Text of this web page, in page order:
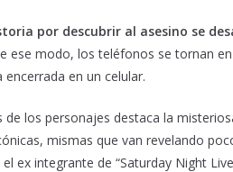
por descubrir al asesino se
ese modo, los teléfonos se tornan
en un celular.
de los personajes destaca la
mismas que van revelando
ex integrante de “Saturday Night